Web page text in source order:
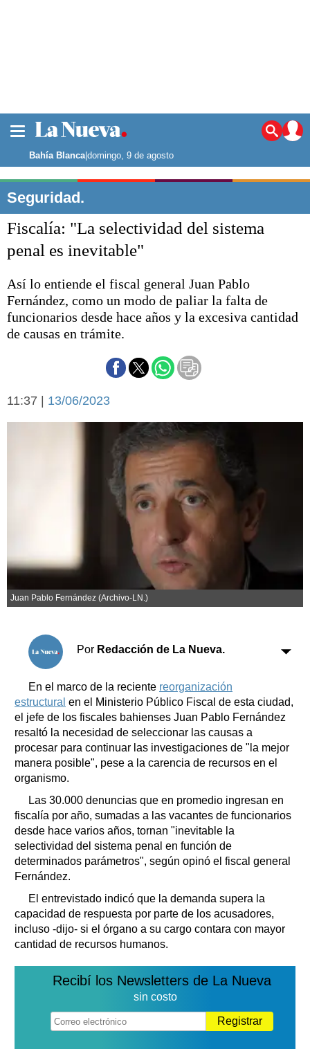
Noticias
La ciudad
Punta Alta
El mundo
Seguridad
Deportes
Escenario Olímpico
Liga del Sur
Básquetbol
Federal A
Aplausos
Con el campo
Espacio empresas
Sociedad
Tecnología
Turismo
Es viral
El tiempo
Fúnebres
Horóscopo
Suplementos
Servicios
Farmacias
Transportes
Loterías
Datos Útiles
Fúnebres
Teléfonos de urgencia
Bahía Blanca|domingo, 9 de agosto
Seguridad.
Fiscalía: "La selectividad del sistema
penal es inevitable"
Así lo entiende el fiscal general Juan Pablo
Fernández, como un modo de paliar la falta de
funcionarios desde hace años y la excesiva cantidad
de causas en trámite.
11:37 | 13/06/2023
Juan Pablo Fernández (Archivo-LN.)
Por Redacción de La Nueva.
En el marco de la reciente reorganización
estructural en el Ministerio Público Fiscal de esta ciudad,
el jefe de los fiscales bahienses Juan Pablo Fernández
resaltó la necesidad de seleccionar las causas a
procesar para continuar las investigaciones de "la mejor
manera posible", pese a la carencia de recursos en el
organismo.
Las 30.000 denuncias que en promedio ingresan en
fiscalía por año, sumadas a las vacantes de funcionarios
desde hace varios años, tornan "inevitable la
selectividad del sistema penal en función de
determinados parámetros", según opinó el fiscal general
Fernández.
El entrevistado indicó que la demanda supera la
capacidad de respuesta por parte de los acusadores,
incluso -dijo- si el órgano a su cargo contara con mayor
cantidad de recursos humanos.
Recibí los Newsletters de La Nueva
sin costo
Registrar